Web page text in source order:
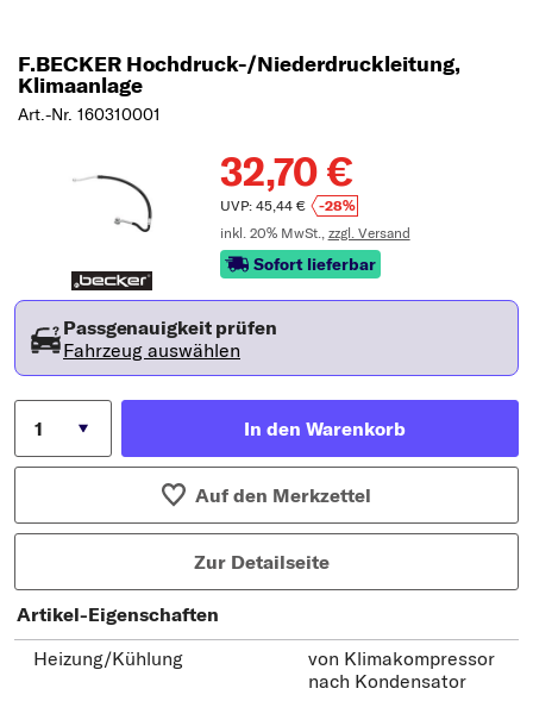
F.BECKER Hochdruck-/Niederdruckleitung,
Klimaanlage
Art.-Nr. 160310001
32,70 €
UVP: 45,44 €
-28%
inkl. 20% MwSt., zzgl. Versand
Sofort lieferbar
Passgenauigkeit prüfen
Fahrzeug auswählen
In den Warenkorb
Auf den Merkzettel
Zur Detailseite
Artikel-Eigenschaften
Heizung/Kühlung
von Klimakompressor
nach Kondensator